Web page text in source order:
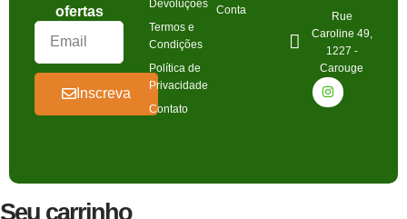
ofertas
Inscreva
Devoluções
Termos e
Condições
Política de
Privacidade
Contato
Conta
Rue
Caroline 49,
1227 -
Carouge
Seu carrinho